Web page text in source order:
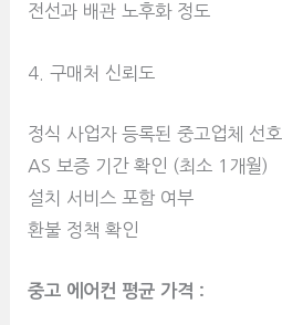
전선과 배관 노후화 정도
4. 구매처 신뢰도
정식 사업자 등록된 중고업체 선호
AS 보증 기간 확인 (최소 1개월)
설치 서비스 포함 여부
환불 정책 확인
중고 에어컨 평균 가격 :